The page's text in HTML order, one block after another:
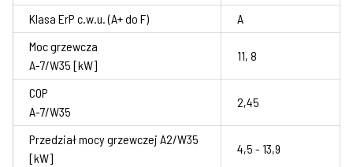
Klasa ErP c.w.u. (A+ do F)
A
Moc grzewcza
A-7/W35 [kW]
11, 8
COP
A-7/W35
2,45
Przedział mocy grzewczej A2/W35
[kW]
4,5 - 13,9